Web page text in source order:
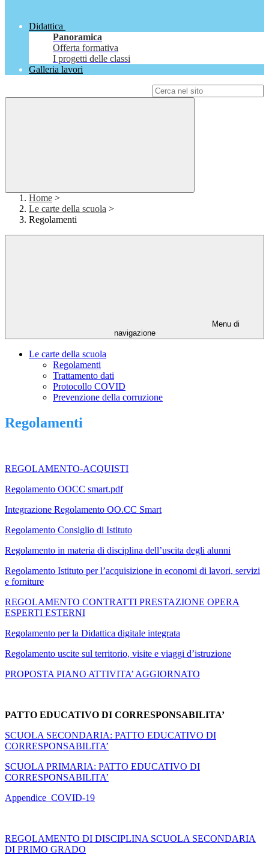
Didattica
Panoramica
Offerta formativa
I progetti delle classi
Galleria lavori
Home >
Le carte della scuola >
Regolamenti
Menu di
navigazione
Le carte della scuola
Regolamenti
Trattamento dati
Protocollo COVID
Prevenzione della corruzione
Regolamenti
REGOLAMENTO-ACQUISTI
Regolamento OOCC smart.pdf
Integrazione Regolamento OO.CC Smart
Regolamento Consiglio di Istituto
Regolamento in materia di disciplina dell’uscita degli alunni
Regolamento Istituto per l’acquisizione in economi di lavori, servizi
e forniture
REGOLAMENTO CONTRATTI PRESTAZIONE OPERA
ESPERTI ESTERNI
Regolamento per la Didattica digitale integrata
Regolamento uscite sul territorio, visite e viaggi d’istruzione
PROPOSTA PIANO ATTIVITA’ AGGIORNATO
PATTO EDUCATIVO DI CORRESPONSABILITA’
SCUOLA SECONDARIA: PATTO EDUCATIVO DI
CORRESPONSABILITA’
SCUOLA PRIMARIA: PATTO EDUCATIVO DI
CORRESPONSABILITA’
Appendice_COVID-19
REGOLAMENTO DI DISCIPLINA SCUOLA SECONDARIA
DI PRIMO GRADO